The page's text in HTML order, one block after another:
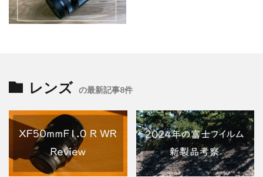
レンズ の最新記事8件